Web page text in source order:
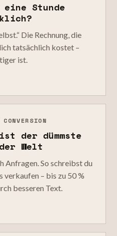
Stunde
Die Rechnung, die
tatsächlich kostet –
ist.
der dümmste
Welt
Anfragen. So schreibst du
verkaufen – bis zu 50 %
besseren Text.